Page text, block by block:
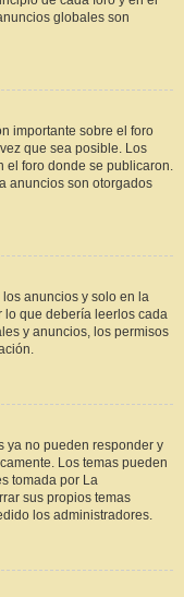
globales son
importante sobre el foro
que sea posible. Los
el foro donde se publicaron.
anuncios son otorgados
anuncios y solo en la
lo que debería leerlos cada
y anuncios, los permisos
ya no pueden responder y
Los temas pueden
tomada por La
sus propios temas
los administradores.